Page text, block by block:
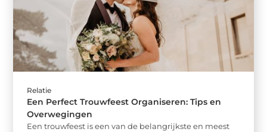
Relatie
Een Perfect Trouwfeest Organiseren: Tips en
Overwegingen
Een trouwfeest is een van de belangrijkste en meest